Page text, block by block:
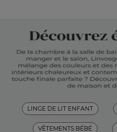
LINGE DE LIT ENFANT
VÊTEMENTS BÉBÉ